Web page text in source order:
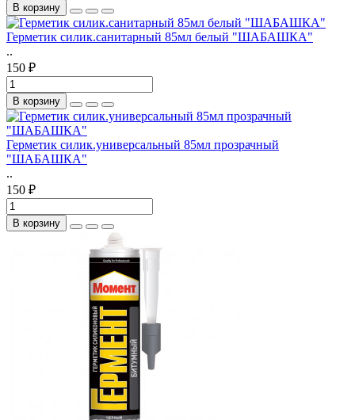
В корзину
Герметик силик.санитарный 85мл белый "ШАБАШКА"
..
150 ₽
В корзину
Герметик силик.универсальный 85мл прозрачный
"ШАБАШКА"
..
150 ₽
В корзину